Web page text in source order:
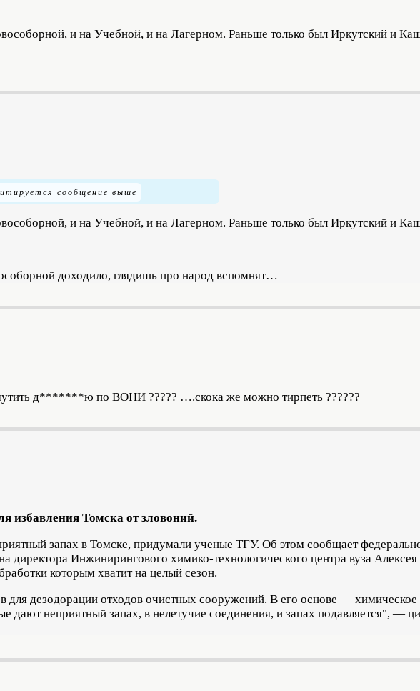
и на Учебной, и на Лагерном. Раньше только был Иркутский и
и на Учебной, и на Лагерном. Раньше только был Иркутский и
доходило, глядишь про народ вспомнят…
д*******ю по ВОНИ ????? ….скока же можно тирпеть ??????
избавления Томска от зловоний.
запах в Томске, придумали ученые ТГУ. Об этом сообщает
директора Инжинирингового химико-технологического центра вуза Алексея
которым хватит на целый сезон.
для дезодорации отходов очистных сооружений. В его основе — химическое
дают неприятный запах, в нелетучие соединения, и запах подавляется", —